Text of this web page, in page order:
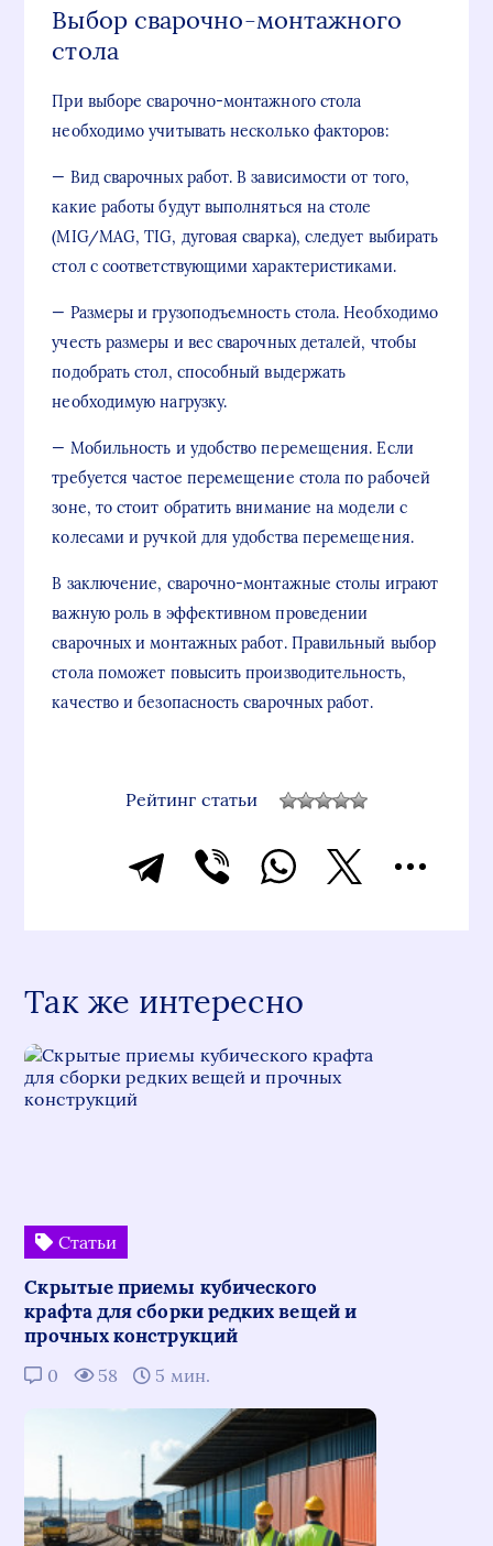
Выбор сварочно-монтажного
стола
При выборе сварочно-монтажного стола
необходимо учитывать несколько факторов:
— Вид сварочных работ. В зависимости от того,
какие работы будут выполняться на столе
(MIG/MAG, TIG, дуговая сварка), следует выбирать
стол с соответствующими характеристиками.
— Размеры и грузоподъемность стола. Необходимо
учесть размеры и вес сварочных деталей, чтобы
подобрать стол, способный выдержать
необходимую нагрузку.
— Мобильность и удобство перемещения. Если
требуется частое перемещение стола по рабочей
зоне, то стоит обратить внимание на модели с
колесами и ручкой для удобства перемещения.
В заключение, сварочно-монтажные столы играют
важную роль в эффективном проведении
сварочных и монтажных работ. Правильный выбор
стола поможет повысить производительность,
качество и безопасность сварочных работ.
Рейтинг статьи
Так же интересно
Статьи
Скрытые приемы кубического
крафта для сборки редких вещей и
прочных конструкций
0 58 5 мин.